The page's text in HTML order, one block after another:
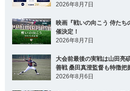
2026年8月7日
映画『戦いの向こう 侍たち
催決定！
2026年8月7日
大会前最後の実戦は山田亮
善戦 桑田真澄監督も特徴把
2026年8月6日